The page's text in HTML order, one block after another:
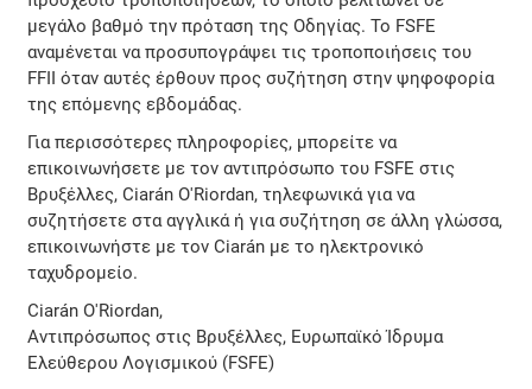
μεγάλο βαθμό την πρόταση της Οδηγίας. Το FSFE
αναμένεται να προσυπογράψει τις τροποποιήσεις του
FFII όταν αυτές έρθουν προς συζήτηση στην ψηφοφορία
της επόμενης εβδομάδας.
Για περισσότερες πληροφορίες, μπορείτε να
επικοινωνήσετε με τον αντιπρόσωπο του FSFE στις
Βρυξέλλες, Ciarán O'Riordan, τηλεφωνικά για να
συζητήσετε στα αγγλικά ή για συζήτηση σε άλλη γλώσσα,
επικοινωνήστε με τον Ciarán με το ηλεκτρονικό
ταχυδρομείο.
Ciarán O'Riordan,
Αντιπρόσωπος στις Βρυξέλλες, Ευρωπαϊκό Ίδρυμα
Ελεύθερου Λογισμικού (FSFE)